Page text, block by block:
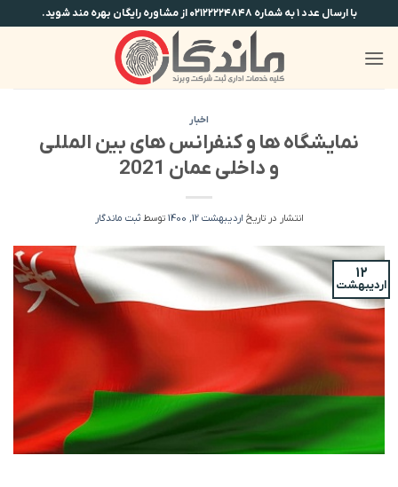
to
content
با ارسال عدد ۱ به شماره ۰۲۱۲۲۲۲۴۸۴۸ از مشاوره رایگان بهره مند شوید.
اخبار
نمایشگاه ها و کنفرانس های بین المللی
و داخلی عمان 2021
انتشار در تاریخ اردیبهشت 12, 1400 توسطثبت ماندگار
۱۲
اردیبهشت